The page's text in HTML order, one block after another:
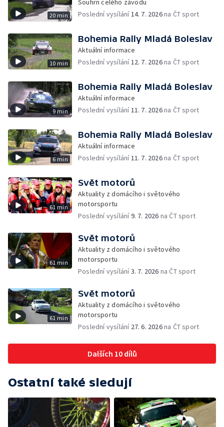
20 min
Souhrn celého závodu
Poslední vysílání14. 7. 2026na ČT sport
10 min
Bohemia Rally Mladá Boleslav
Aktuální informace
Poslední vysílání12. 7. 2026na ČT sport
9 min
Bohemia Rally Mladá Boleslav
Aktuální informace
Poslední vysílání11. 7. 2026na ČT sport
6 min
Bohemia Rally Mladá Boleslav
Aktuální informace
Poslední vysílání11. 7. 2026na ČT sport
61 min
Svět motorů
Aktuality z domácího i světového
motorsportu
Poslední vysílání9. 7. 2026 na ČT sport
61 min
Svět motorů
Aktuality z domácího i světového
motorsportu
Poslední vysílání3. 7. 2026 na ČT sport
61 min
Svět motorů
Aktuality z domácího i světového
motorsportu
Poslední vysílání 27. 6. 2026na ČT sport
Dalších 10 dílů
Ostatní také sledují